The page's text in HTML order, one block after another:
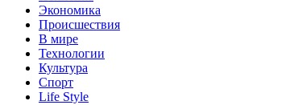
Экономика
Происшествия
В мире
Технологии
Культура
Спорт
Life Style